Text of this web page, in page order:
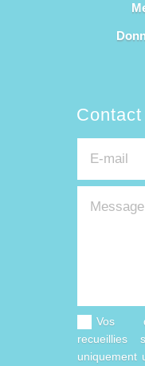
Contact
Vos
recueillies
uniquement